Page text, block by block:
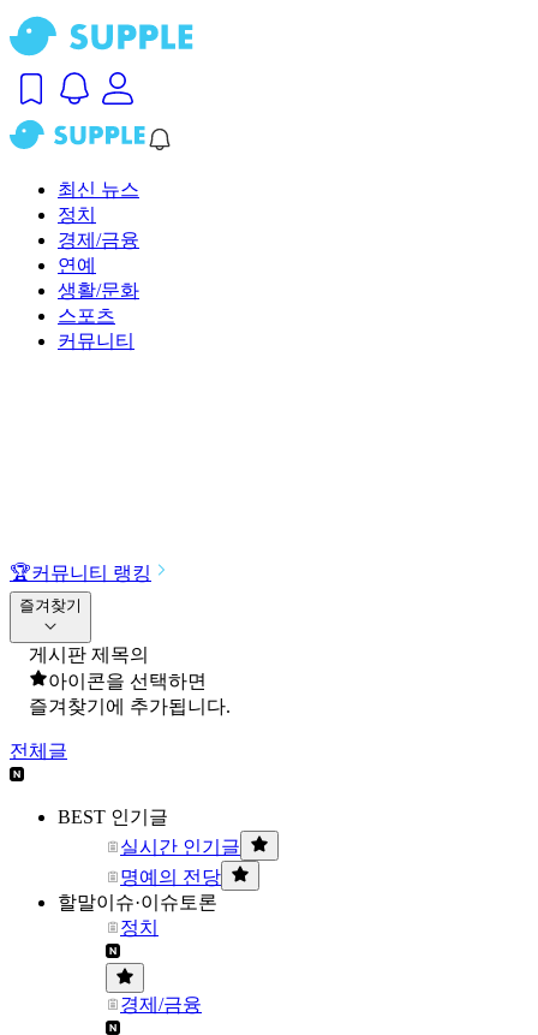
최신 뉴스
정치
경제/금융
연예
생활/문화
스포츠
커뮤니티
🏆커뮤니티 랭킹
즐겨찾기
게시판 제목의
아이콘을 선택하면
즐겨찾기에 추가됩니다.
전체글
BEST 인기글
실시간 인기글
명예의 전당
할말이슈·이슈토론
정치
경제/금융